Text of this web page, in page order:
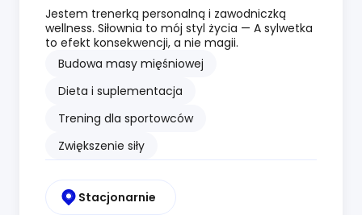
Jestem trenerką personalną i zawodniczką
wellness. Siłownia to mój styl życia — A sylwetka
to efekt konsekwencji, a nie magii.
Budowa masy mięśniowej
Dieta i suplementacja
Trening dla sportowców
Zwiększenie siły
Stacjonarnie